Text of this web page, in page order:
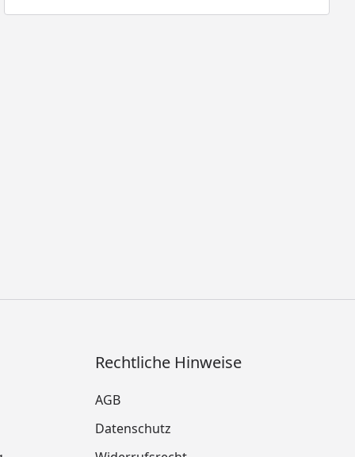
Rechtliche Hinweise
AGB
Datenschutz